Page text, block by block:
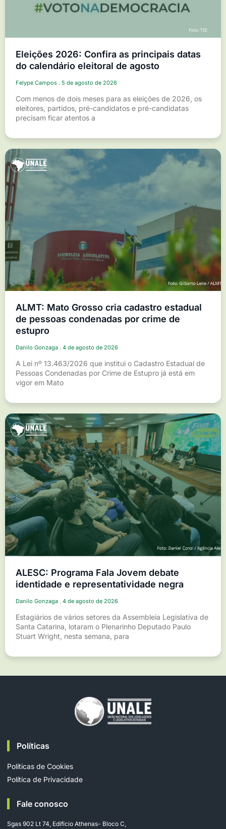
Eleições 2026: Confira as principais datas
do calendário eleitoral de agosto
Felype Campos 5 de agosto de 2026
Com menos de dois meses para as eleições de 2026, os
eleitores, partidos, pré-candidatos e pré-candidatas
precisam ficar atentos a
ALMT: Mato Grosso cria cadastro estadual
de pessoas condenadas por crime de
estupro
Danilo Gonzaga 4 de agosto de 2026
A Lei nº 13.463/2026 que institui o Cadastro Estadual de
Pessoas Condenadas por Crime de Estupro já está em
vigor em Mato
ALESC: Programa Fala Jovem debate
identidade e representatividade negra
Danilo Gonzaga 4 de agosto de 2026
Estagiários de vários setores da Assembleia Legislativa de
Santa Catarina, lotaram o Plenarinho Deputado Paulo
Stuart Wright, nesta semana, para
Políticas
Políticas de Cookies
Política de Privacidade
Fale conosco
Sgas 902 Lt 74, Edifício Athenas- Bloco C,